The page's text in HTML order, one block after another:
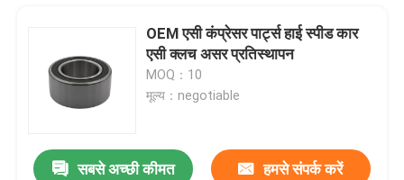
OEM एसी कंप्रेसर पार्ट्स हाई स्पीड कार
एसी क्लच असर प्रतिस्थापन
MOQ：10
मूल्य：negotiable
सबसे अच्छी कीमत हमसे संपर्क करें